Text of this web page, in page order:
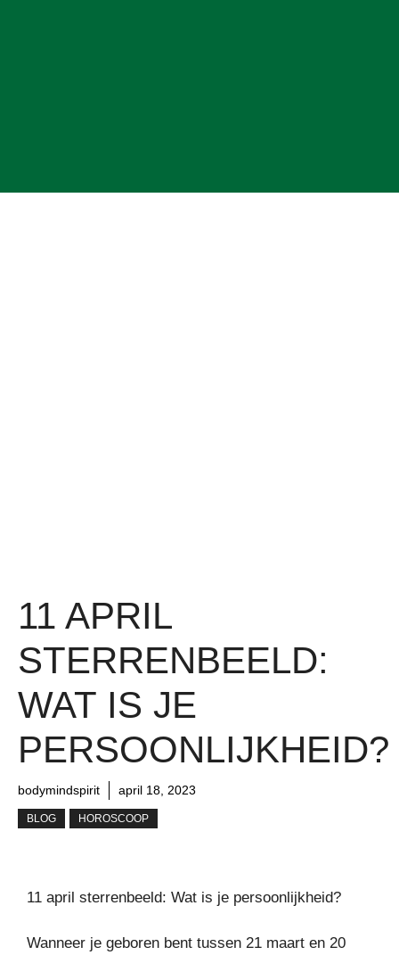
11 APRIL
STERRENBEELD:
WAT IS JE
PERSOONLIJKHEID?
bodymindspirit april 18, 2023
BLOG HOROSCOOP
11 april sterrenbeeld: Wat is je persoonlijkheid?
Wanneer je geboren bent tussen 21 maart en 20